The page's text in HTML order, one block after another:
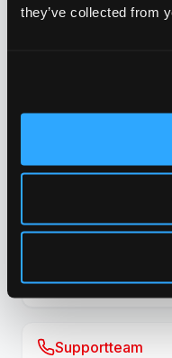
they’ve collected from
Möjlighet att
Integrerad med
Supportteam